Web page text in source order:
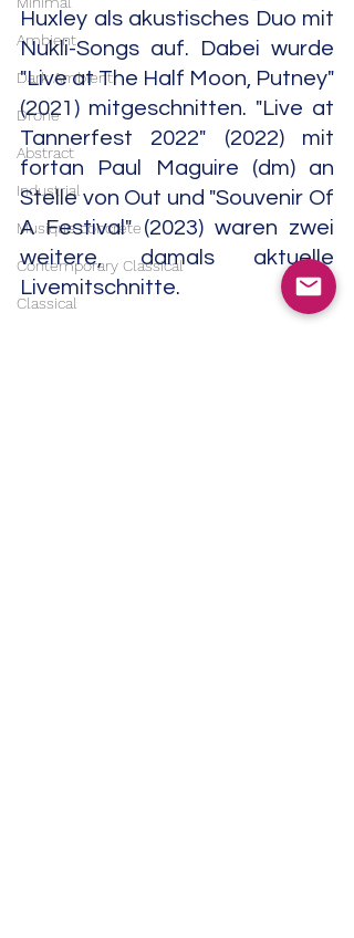
Ambient
Dark Ambient
Drone
Abstract
Industrial
Musique concrète
Contemporary Classical
Classical
Huxley als akustisches Duo mit
Nukli-Songs auf. Dabei wurde
"Live at The Half Moon, Putney"
(2021) mitgeschnitten. "Live at
Tannerfest 2022" (2022) mit
fortan Paul Maguire (dm) an
Stelle von Out und "Souvenir Of
A Festival" (2023) waren zwei
weitere, damals aktuelle
Livemitschnitte.